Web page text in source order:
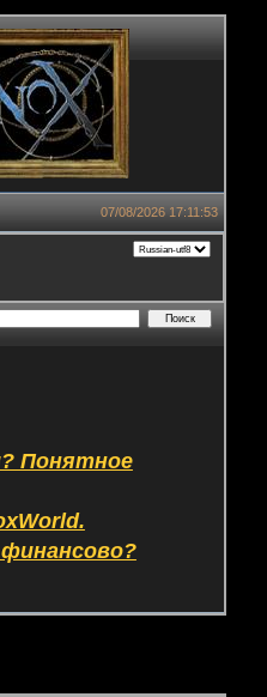
07/08/2026 17:11:53
Понятное